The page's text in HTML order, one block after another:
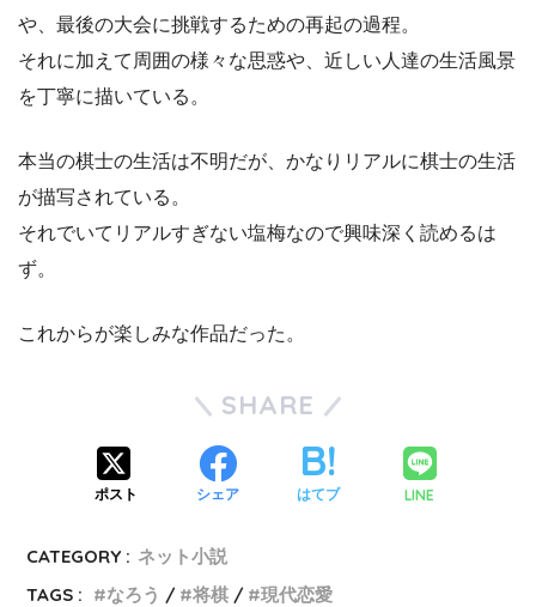
や、最後の大会に挑戦するための再起の過程。
それに加えて周囲の様々な思惑や、近しい人達の生活風景
を丁寧に描いている。
本当の棋士の生活は不明だが、かなりリアルに棋士の生活
が描写されている。
それでいてリアルすぎない塩梅なので興味深く読めるは
ず。
これからが楽しみな作品だった。
SHARE
ポスト シェア はてブ LINE
CATEGORY : ネット小説
TAGS :
なろう 将棋 現代恋愛